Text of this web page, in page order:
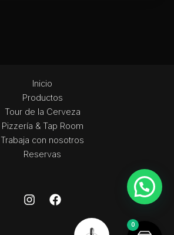
Inicio
Productos
Tour de la Cerveza
Pizzería & Tap Room
Trabaja con nosotros
Reservas
0